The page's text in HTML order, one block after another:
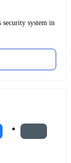
system in